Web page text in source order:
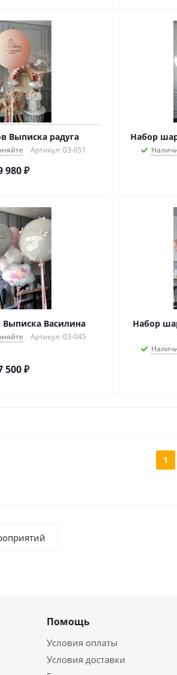
Выписка радуга
Артикул: 03-051
980₽
Набор
Василина
Артикул: 03-045
500₽
Набор
1
Помощь
Условия оплаты
Условия доставки